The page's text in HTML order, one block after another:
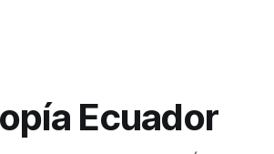
Ecuador